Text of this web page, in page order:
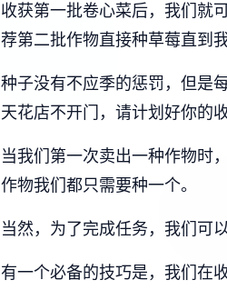
收获第一批卷心菜后，我们就
荐第二批作物直接种草莓直到
种子没有不应季的惩罚，但是
天花店不开门，请计划好你的收
当我们第一次卖出一种作物时
作物我们都只需要种一个。
当然，为了完成任务，我们可
有一个必备的技巧是，我们在